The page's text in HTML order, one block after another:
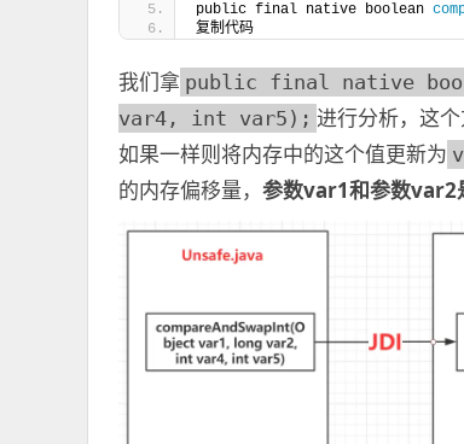
public final native boolean
复制代码
我们拿 public final native
var4, int var5); 进行分析，这
如果一样则将内存中的这个值更新为
的内存偏移量， 参数var1和参数var2